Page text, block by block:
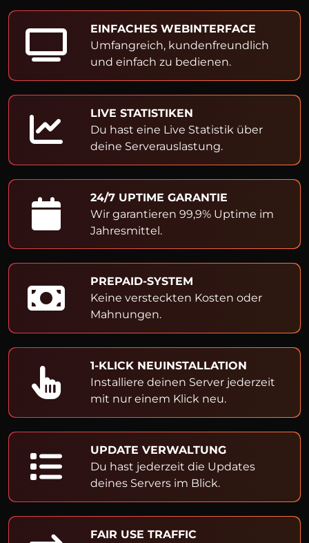
EINFACHES WEBINTERFACE
Umfangreich, kundenfreundlich
und einfach zu bedienen.
LIVE STATISTIKEN
Du hast eine Live Statistik über
deine Serverauslastung.
24/7 UPTIME GARANTIE
Wir garantieren 99,9% Uptime im
Jahresmittel.
PREPAID-SYSTEM
Keine versteckten Kosten oder
Mahnungen.
1-KLICK NEUINSTALLATION
Installiere deinen Server jederzeit
mit nur einem Klick neu.
UPDATE VERWALTUNG
Du hast jederzeit die Updates
deines Servers im Blick.
FAIR USE TRAFFIC